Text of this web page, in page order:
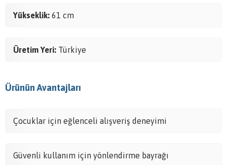
Yükseklik: 61 cm
Üretim Yeri: Türkiye
Ürünün Avantajları
Çocuklar için eğlenceli alışveriş deneyimi
Güvenli kullanım için yönlendirme bayrağı